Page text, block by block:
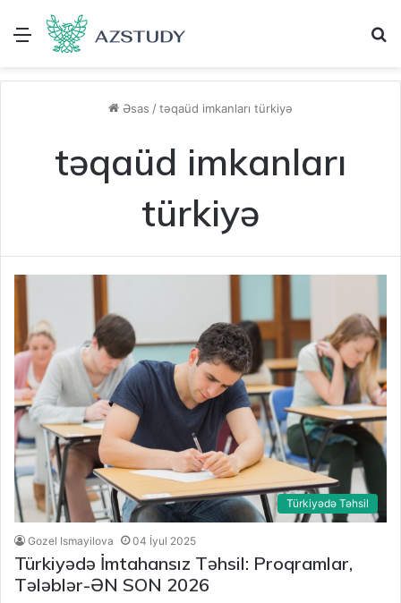
Menu
Əsas /təqaüd imkanları türkiyə
təqaüd imkanları
türkiyə
Türkiyədə Təhsil
Gozel Ismayilova 04 İyul 2025
Türkiyədə İmtahansız Təhsil: Proqramlar,
Tələblər-ƏN SON 2026